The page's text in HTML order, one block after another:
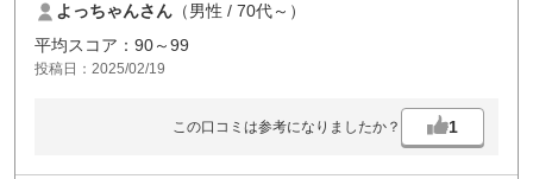
＊昼からのOUTスタートはティグランドの横にまで後ろの組のカートを
数台止めてくる。もう少し配慮してほしい。（INは仕方ないと思う。）
＊何といっても愛想が悪すぎる。ゴルフを楽しみに来ているのに気分が
悪い。
拭けるので時間短縮できる。
よっちゃんさん （男性 / 70代～）
平均スコア：90～99
投稿日：2025/02/19
この口コミは参考になりましたか？ 1